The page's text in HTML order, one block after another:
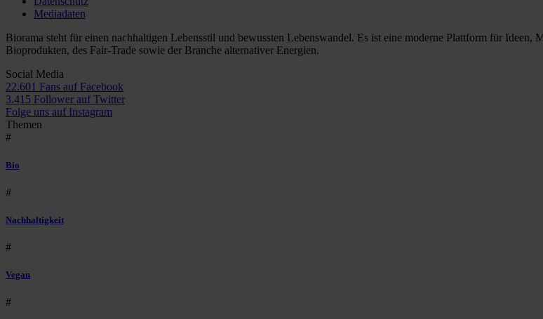
Mediadaten
Biorama steht für einen nachhaltigen Lebensstil und bewussten Lebenswandel. Es ist eine moderne Plattform für
Bioprodukten, des Fair-Trade sowie der Branche alternativer Energien.
Social Media
22.601 Fans auf Facebook
3.415 Follower auf Twitter
Folge uns auf Instagram
Themen
#
Bio
#
Nachhaltigkeit
#
Vegan
#